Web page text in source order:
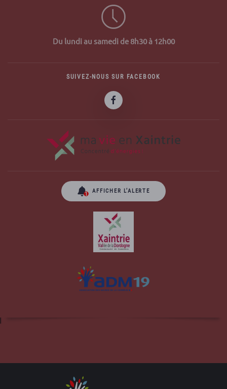
Du lundi au samedi de 8h30 à 12h00
SUIVEZ-NOUS SUR FACEBOOK
AFFICHER L’ALERTE